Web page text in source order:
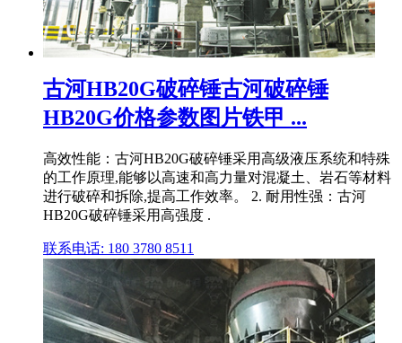
古河HB20G破碎锤古河破碎锤
HB20G价格参数图片铁甲 ...
高效性能：古河HB20G破碎锤采用高级液压系统和特殊
的工作原理,能够以高速和高力量对混凝土、岩石等材料
进行破碎和拆除,提高工作效率。 2. 耐用性强：古河
HB20G破碎锤采用高强度 .
联系电话: 180 3780 8511